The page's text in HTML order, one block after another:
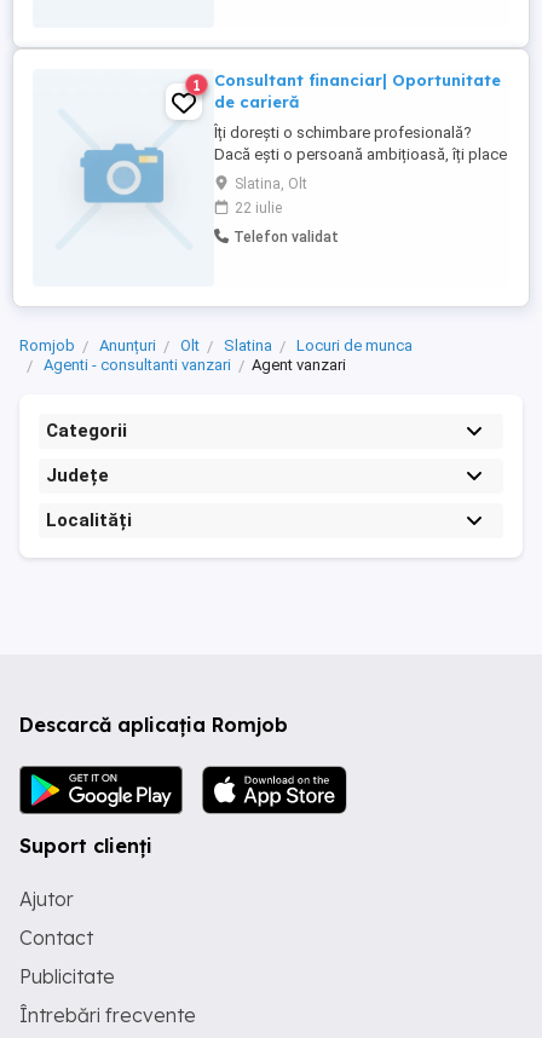
1
Consultant financiar| Oportunitate
de carieră
Îți dorești o schimbare profesională?
Dacă ești o persoană ambițioasă, îți place
să lucrezi cu oamenii și vrei să îți
construiești o carieră cu perspective reale
de dezvoltare, mi-ar plăcea să discutăm.
Ce vei găsi în echipa mea: Training
Slatina, Olt
22 iulie
Telefon validat
Romjob Anunțuri Olt Slatina
Locuri de munca
Agenti - consultanti vanzari
Agent vanzari
Categorii
Județe
Localități
Descarcă aplicația Romjob
Suport clienți
Ajutor
Contact
Publicitate
Întrebări frecvente